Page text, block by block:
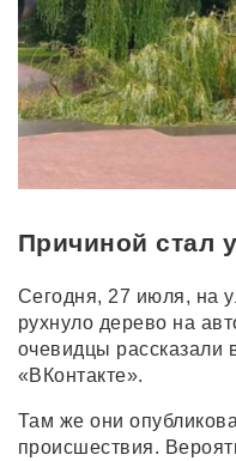
Причиной стал
Сегодня, 27 июля, на
рухнуло дерево на
очевидцы рассказали
«ВКонтакте».
Там же они
происшествия.